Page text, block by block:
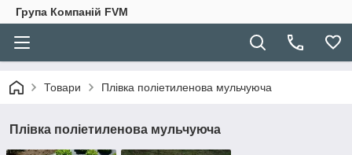
Група Компаній FVM
Товари Плівка поліетиленова мульчуюча
Плівка поліетиленова мульчуюча